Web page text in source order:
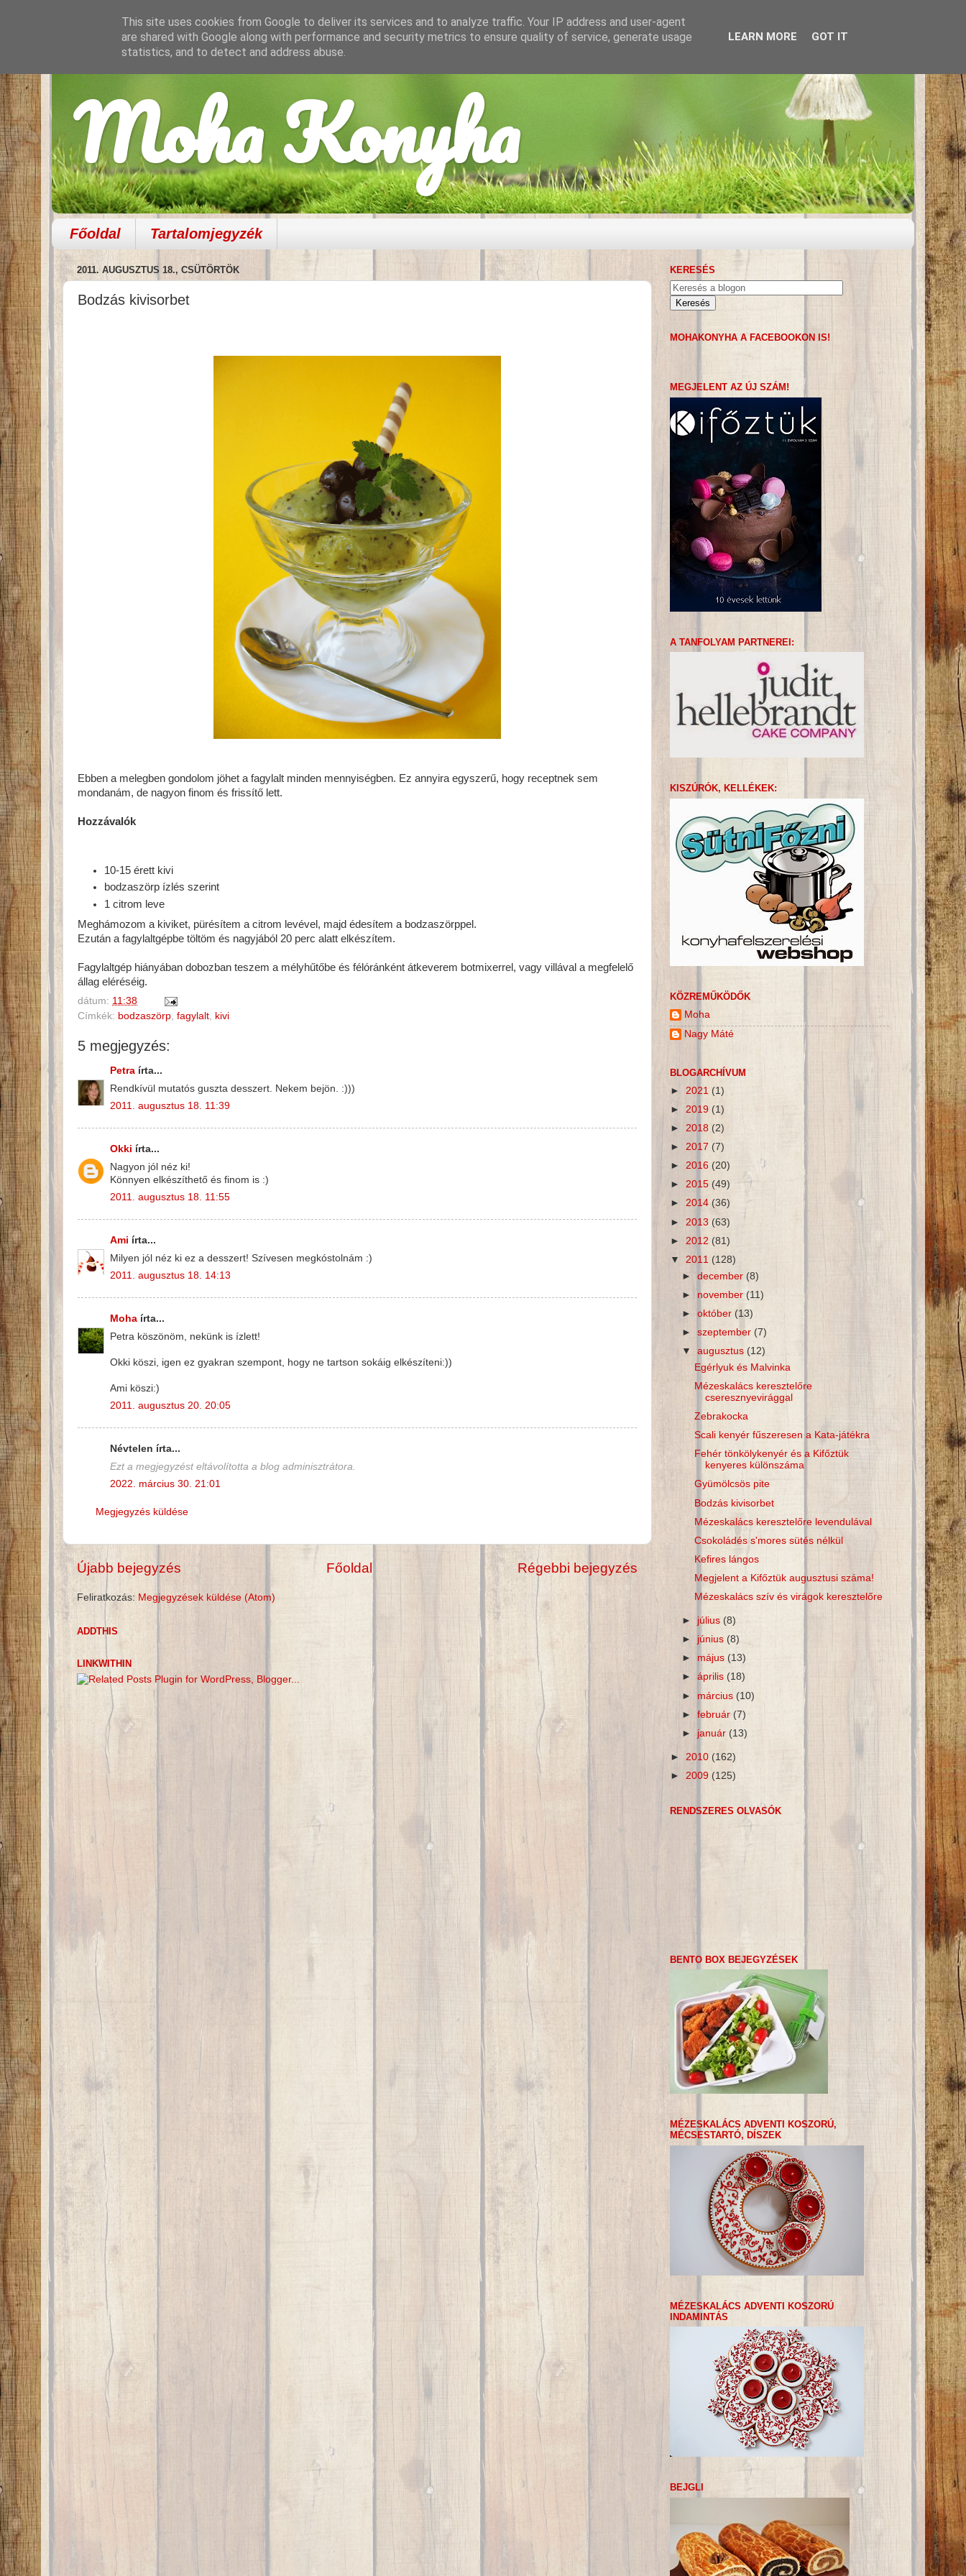
Moha Konyha
Főoldal Tartalomjegyzék
2011. AUGUSZTUS 18., CSÜTÖRTÖK
Bodzás kivisorbet
Ebben a melegben gondolom jöhet a fagylalt minden mennyiségben. Ez annyira egyszerű, hogy receptnek sem
mondanám, de nagyon finom és frissítő lett.
Hozzávalók
10-15 érett kivi
bodzaszörp ízlés szerint
1 citrom leve
Meghámozom a kiviket, pürésítem a citrom levével, majd édesítem a bodzaszörppel.
Ezután a fagylaltgépbe töltöm és nagyjából 20 perc alatt elkészítem.
Fagylaltgép hiányában dobozban teszem a mélyhűtőbe és félóránként átkeverem botmixerrel, vagy villával a megfelelő
állag eléréséig.
dátum: 11:38
Címkék: bodzaszörp, fagylalt, kivi
5 megjegyzés:
Petra írta...
Rendkívül mutatós guszta desszert. Nekem bejön. :)))
2011. augusztus 18. 11:39
Okki írta...
Nagyon jól néz ki!
Könnyen elkészíthető és finom is :)
2011. augusztus 18. 11:55
Ami írta...
Milyen jól néz ki ez a desszert! Szívesen megkóstolnám :)
2011. augusztus 18. 14:13
Moha írta...
Petra köszönöm, nekünk is ízlett!
Okki köszi, igen ez gyakran szempont, hogy ne tartson sokáig elkészíteni:))
Ami köszi:)
2011. augusztus 20. 20:05
Névtelen írta...
Ezt a megjegyzést eltávolította a blog adminisztrátora.
2022. március 30. 21:01
Megjegyzés küldése
Újabb bejegyzés Régebbi bejegyzés
Főoldal
Feliratkozás: Megjegyzések küldése (Atom)
ADDTHIS
LINKWITHIN
KERESÉS
MOHAKONYHA A FACEBOOKON IS!
MEGJELENT AZ ÚJ SZÁM!
A TANFOLYAM PARTNEREI:
KISZÚRÓK, KELLÉKEK:
KÖZREMŰKÖDŐK
Moha
Nagy Máté
BLOGARCHÍVUM
► 2021 (1)
► 2019 (1)
► 2018 (2)
► 2017 (7)
► 2016 (20)
► 2015 (49)
► 2014 (36)
► 2013 (63)
► 2012 (81)
▼ 2011 (128)
►december (8)
► november(11)
►október (13)
►szeptember (7)
▼augusztus (12)
Egérlyuk és Malvinka
Mézeskalács keresztelőre
cseresznyevirággal
Zebrakocka
Scali kenyér fűszeresen a Kata-játékra
Fehér tönkölykenyér és a Kifőztük
kenyeres különszáma
Gyümölcsös pite
Bodzás kivisorbet
Mézeskalács keresztelőre levendulával
Csokoládés s'mores sütés nélkül
Kefires lángos
Megjelent a Kifőztük augusztusi száma!
Mézeskalács szív és virágok keresztelőre
► július (8)
► június(8)
► május(13)
►április (18)
► március(10)
►február(7)
► január (13)
► 2010 (162)
► 2009 (125)
RENDSZERES OLVASÓK
BENTO BOX BEJEGYZÉSEK
MÉZESKALÁCS ADVENTI KOSZORÚ,
MÉCSESTARTÓ, DÍSZEK
MÉZESKALÁCS ADVENTI KOSZORÚ
INDAMINTÁS
BEJGLI
This site uses cookies from Google to deliver its services and to analyze traffic. Your IP address and user-agent
are shared with Google along with performance and security metrics to ensure quality of service, generate usage
statistics, and to detect and address abuse.
LEARN MORE GOT IT